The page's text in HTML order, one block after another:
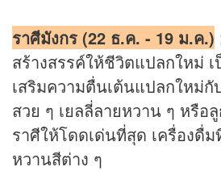
ราศีมังกร (22 ธ.ค. - 19 ม.ค.)
สร้างสรรค์ให้ชีวิตแปลกใหม่
เสริมความตื่นเต้นแปลกใหม่
สวย ๆ เยลลี่ลายหวาน ๆ หรือ
ราศีให้โดดเด่นที่สุด เครื่องดื่
หวานสีต่าง ๆ